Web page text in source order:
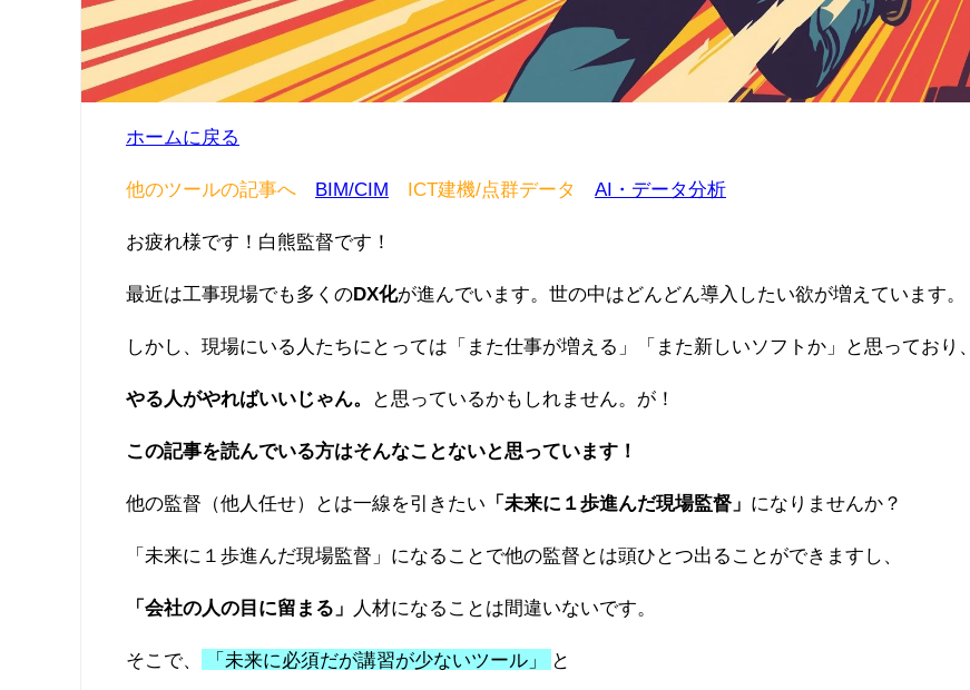
ホームに戻る
他のツールの記事へ BIM/CIM ICT建機/点群データ AI・データ分析
お疲れ様です！白熊監督です！
最近は工事現場でも多くのDX化が進んでいます。世の中はどんどん導入したい欲が増えています。
しかし、現場にいる人たちにとっては「また仕事が増える」「また新しいソフトか」と思っており、
やる人がやればいいじゃん。 と思っているかもしれません。が！
この記事を読んでいる方はそんなことないと思っています！
他の監督（他人任せ）とは一線を引きたい 「未来に１歩進んだ現場監督」 になりませんか？
「未来に１歩進んだ現場監督」になることで他の監督とは頭ひとつ出ることができますし、
「会社の人の目に留まる」 人材になることは間違いないです。
そこで、 「未来に必須だが講習が少ないツール」 と